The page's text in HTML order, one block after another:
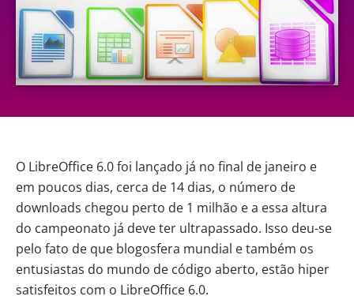
O LibreOffice 6.0 foi lançado já no final de janeiro e
em poucos dias, cerca de 14 dias, o número de
downloads chegou perto de 1 milhão e a essa altura
do campeonato já deve ter ultrapassado. Isso deu-se
pelo fato de que blogosfera mundial e também os
entusiastas do mundo de código aberto, estão hiper
satisfeitos com o LibreOffice 6.0.